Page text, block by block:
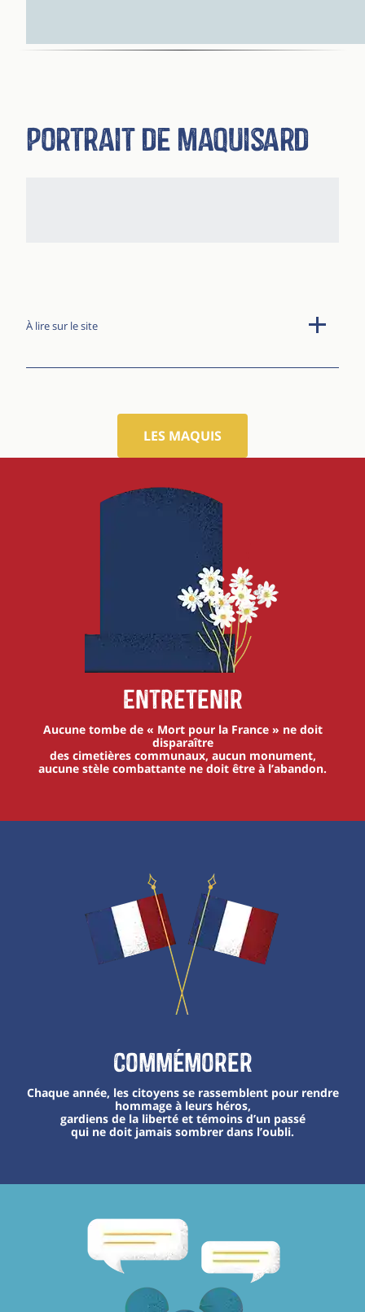
Portrait de maquisard
À lire sur le site
LES MAQUIS
Entretenir
Aucune tombe de « Mort pour la France » ne doit
disparaître
des cimetières communaux, aucun monument,
aucune stèle combattante ne doit être à l’abandon.
Commémorer
Chaque année, les citoyens se rassemblent pour rendre
hommage à leurs héros,
gardiens de la liberté et témoins d’un passé
qui ne doit jamais sombrer dans l’oubli.